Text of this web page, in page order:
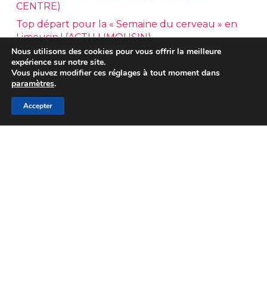
CENTRE)
Top départ pour la « Semaine du cerveau » en
Limousin ! (ACTU LIMOUSIN)
Commentaires
récents
Nous utilisons des cookies pour vous offrir la meilleure
expérience sur notre site.
Vous piuvez modifier ces réglages à tout moment dans
paramètres.
Accepter